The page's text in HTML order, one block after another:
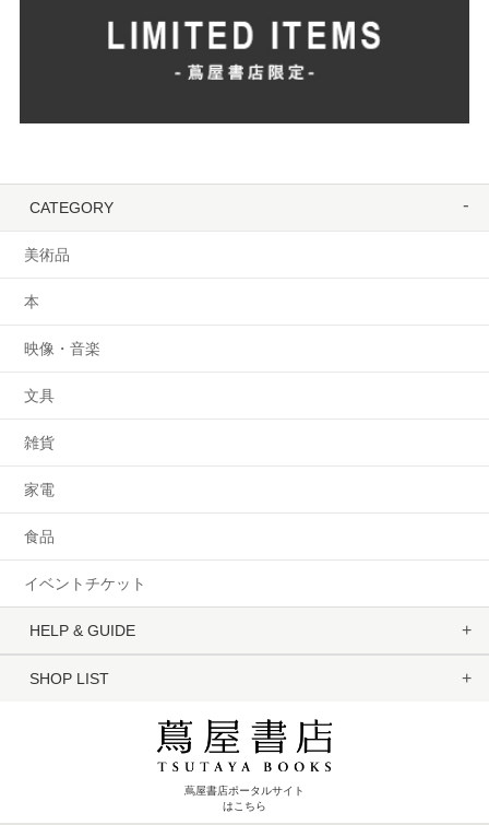
CATEGORY
美術品
本
映像・音楽
文具
雑貨
家電
食品
イベントチケット
HELP & GUIDE
SHOP LIST
蔦屋書店ポータルサイト
はこちら